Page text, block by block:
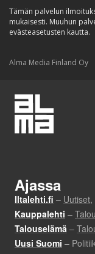
Tämän palvelun
mukaisesti. Muuhun
evästeasetusten kautta.
Alma Media Finland Oy